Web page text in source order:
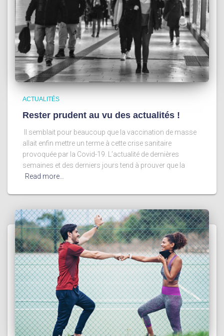
ACTUALITÉS
Rester prudent au vu des actualités !
Il semblait pour beaucoup que la vaccination de masse
allait enfin mettre un terme à cette crise sanitaire
provoquée par la Covid-19. L’actualité de dernières
semaines et des derniers jours tend à prouver que la
Read more…